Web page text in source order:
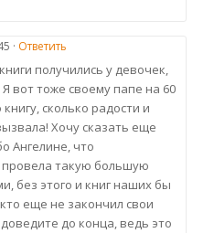
· Ответить
получились у девочек,
вот тоже своему папе на 60
сколько радости и
Хочу сказать еще
Ангелине, что
провела такую большую
без этого и книг наших бы
еще не закончил свои
до конца, ведь это